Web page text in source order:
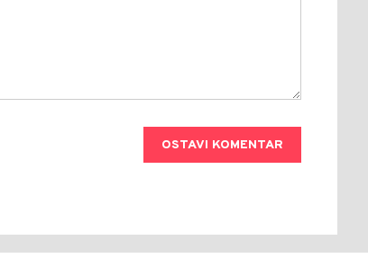
OSTAVI KOMENTAR